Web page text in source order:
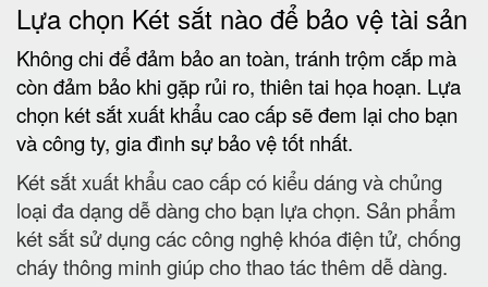
Lựa chọn Két sắt nào để bảo vệ tài sản
Không chi để đảm bảo an toàn, tránh trộm cắp mà
còn đảm bảo khi gặp rủi ro, thiên tai họa hoạn. Lựa
chọn két sắt xuất khẩu cao cấp sẽ đem lại cho bạn
và công ty, gia đình sự bảo vệ tốt nhất.
Két sắt xuất khẩu cao cấp có kiểu dáng và chủng
loại đa dạng dễ dàng cho bạn lựa chọn. Sản phẩm
két sắt sử dụng các công nghệ khóa điện tử, chống
cháy thông minh giúp cho thao tác thêm dễ dàng.